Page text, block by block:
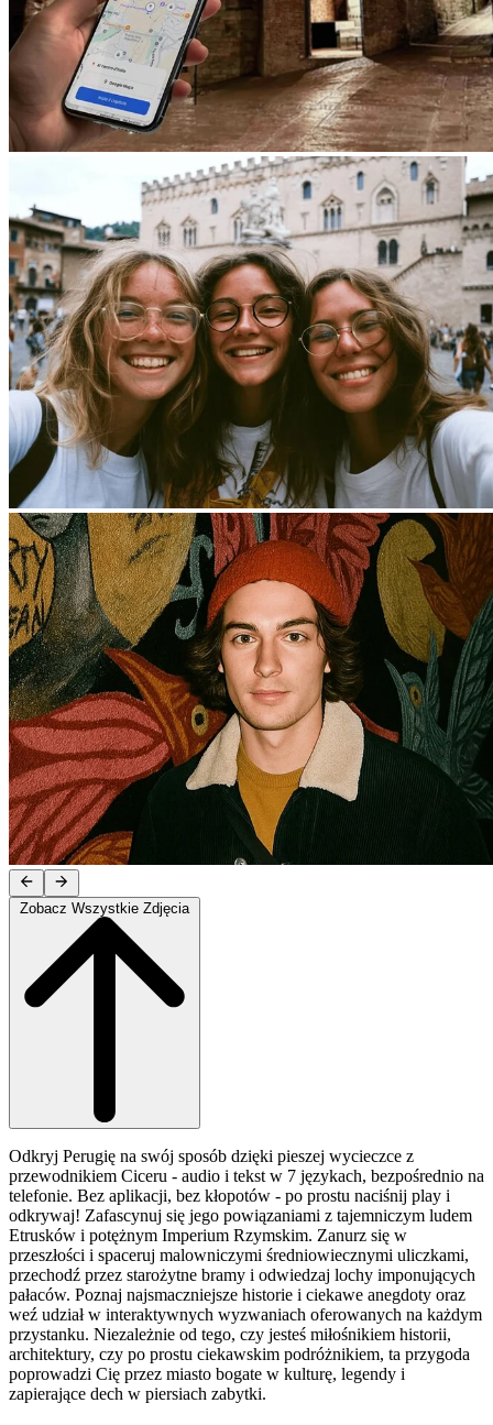
Odkryj Perugię na swój sposób dzięki pieszej wycieczce z
przewodnikiem Ciceru - audio i tekst w 7 językach, bezpośrednio na
telefonie. Bez aplikacji, bez kłopotów - po prostu naciśnij play i
odkrywaj! Zafascynuj się jego powiązaniami z tajemniczym ludem
Etrusków i potężnym Imperium Rzymskim. Zanurz się w
przeszłości i spaceruj malowniczymi średniowiecznymi uliczkami,
przechodź przez starożytne bramy i odwiedzaj lochy imponujących
pałaców. Poznaj najsmaczniejsze historie i ciekawe anegdoty oraz
weź udział w interaktywnych wyzwaniach oferowanych na każdym
przystanku. Niezależnie od tego, czy jesteś miłośnikiem historii,
architektury, czy po prostu ciekawskim podróżnikiem, ta przygoda
poprowadzi Cię przez miasto bogate w kulturę, legendy i
zapierające dech w piersiach zabytki.